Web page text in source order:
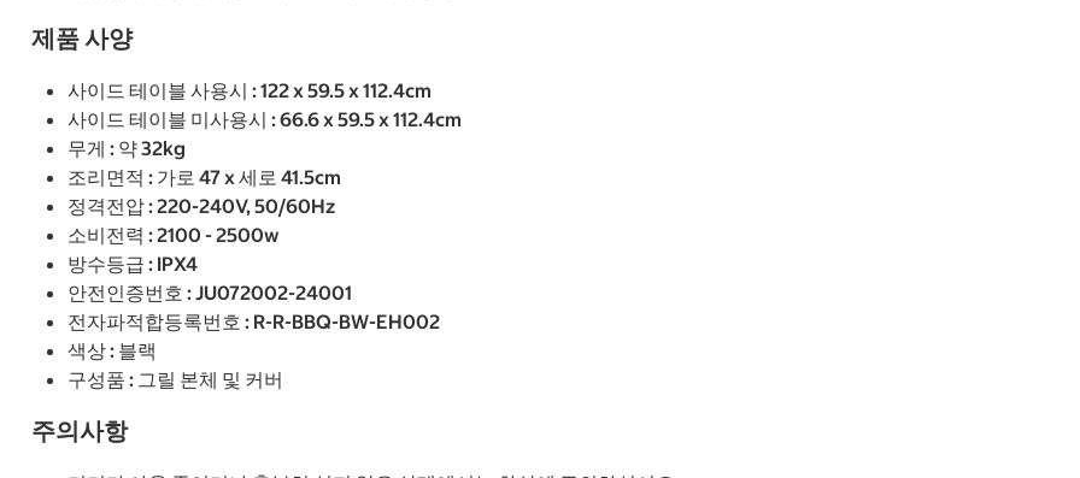
제품 사양
사이드 테이블 사용시 : 122 x 59.5 x 112.4cm
사이드 테이블 미사용시 : 66.6 x 59.5 x 112.4cm
무게 : 약 32kg
조리면적 : 가로 47 x 세로 41.5cm
정격전압 : 220-240V, 50/60Hz
소비전력 : 2100 - 2500w
방수등급 : IPX4
안전인증번호 : JU072002-24001
전자파적합등록번호 : R-R-BBQ-BW-EH002
색상 : 블랙
구성품 : 그릴 본체 및 커버
주의사항